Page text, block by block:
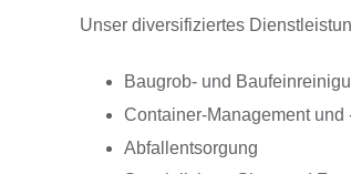
Unser diversifiziertes
Baugrob- und
Container-Management und
Abfallentsorgung